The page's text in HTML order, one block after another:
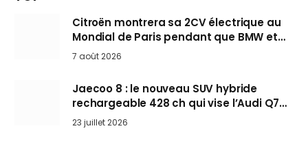
Citroën montrera sa 2CV électrique au
Mondial de Paris pendant que BMW et
Mini désertent le salon
7 août 2026
Jaecoo 8 : le nouveau SUV hybride
rechargeable 428 ch qui vise l’Audi Q7
arrive en Europe cet automne
23 juillet 2026